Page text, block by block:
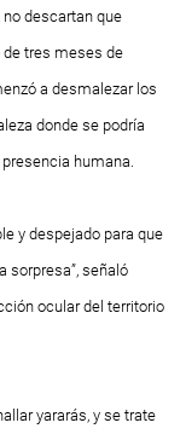
no descartan que
de tres meses de
a desmalezar los
donde se podría
humana.
y despejado para que
sorpresa”, señaló
ocular del territorio
yararás, y se trate